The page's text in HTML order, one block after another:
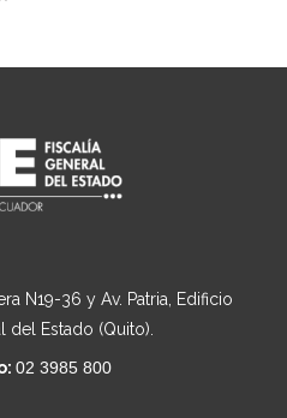
N19-36 y Av. Patria, Edificio
del Estado (Quito).
02 3985 800